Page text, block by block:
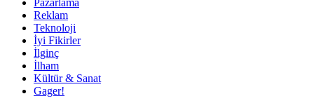
Pazarlama
Reklam
Teknoloji
İyi Fikirler
İlginç
İlham
Kültür & Sanat
Gager!